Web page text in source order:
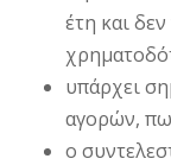
έτη και
υπάρχει
αγορών,
ο